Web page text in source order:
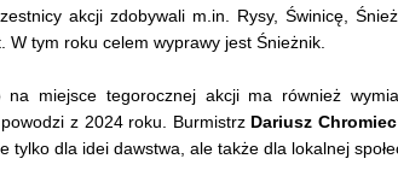
akcji zdobywali m.in. Rysy, Świnicę,
W tym roku celem wyprawy jest Śnieżnik.
na miejsce tegorocznej akcji ma również
z 2024 roku. Burmistrz Dariusz Chromiec
tylko dla idei dawstwa, ale także dla lokalnej